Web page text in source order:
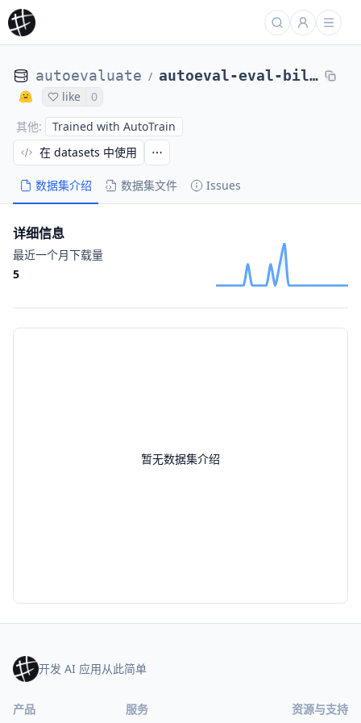
autoevaluate / autoeval-eval-billsum-default-e7f679-2243071585
like
0
其他: Trained with AutoTrain
数据集介绍 数据集文件 Issues
在 datasets 中使用
暂无数据集介绍
详细信息
最近一个月下载量
5
开发 AI 应用从此简单
产品 服务 资源与支持